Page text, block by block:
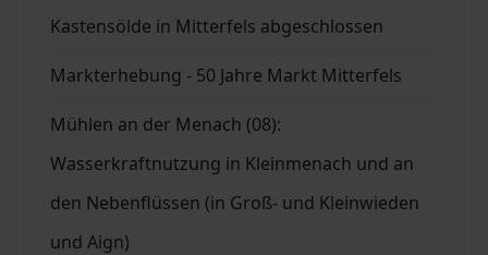
Kastensölde in Mitterfels abgeschlossen
Markterhebung - 50 Jahre Markt Mitterfels
Mühlen an der Menach (08):
Wasserkraftnutzung in Kleinmenach und an
den Nebenflüssen (in Groß- und Kleinwieden
und Aign)